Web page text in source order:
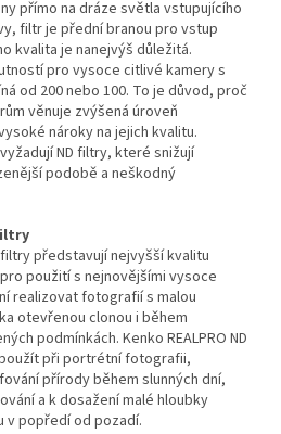
přímo na dráze světla vstupujícího
filtr je přední branou pro vstup
kvalita je nanejvýš důležitá.
pro vysoce citlivé kamery s
od 200 nebo 100. To je důvod, proč
věnuje zvýšená úroveň
nároky na jejich kvalitu.
ND filtry, které snižují
podobě a neškodný
filtry představují nejvyšší kvalitu
použití s nejnovějšími vysoce
realizovat fotografií s malou
otevřenou clonou i během
podmínkách. Kenko REALPRO ND
při portrétní fotografii,
přírody během slunných dní,
a k dosažení malé hloubky
popředí od pozadí.